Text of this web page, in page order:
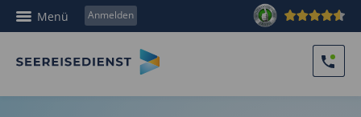
Menü Anmelden